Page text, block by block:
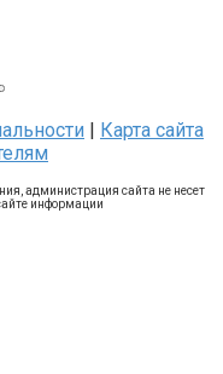
Карта сайта
администрация сайта не несет
информации